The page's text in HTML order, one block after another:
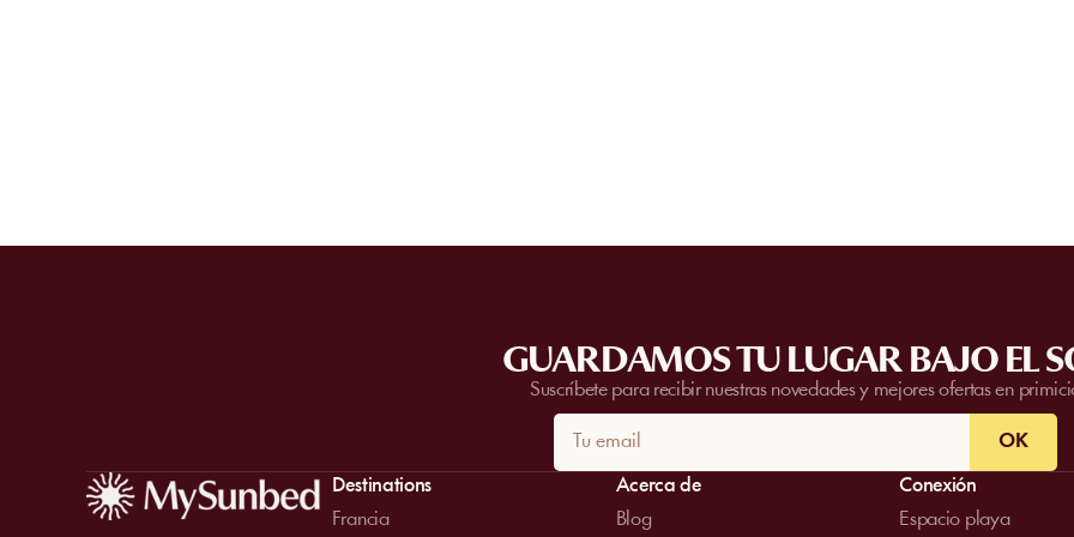
GUARDAMOS TU LUGAR BAJO EL
Suscríbete para recibir nuestras novedades y mejores ofertas en
OK
Destinations
Francia
Acerca de
Blog
Conexión
Espacio playa